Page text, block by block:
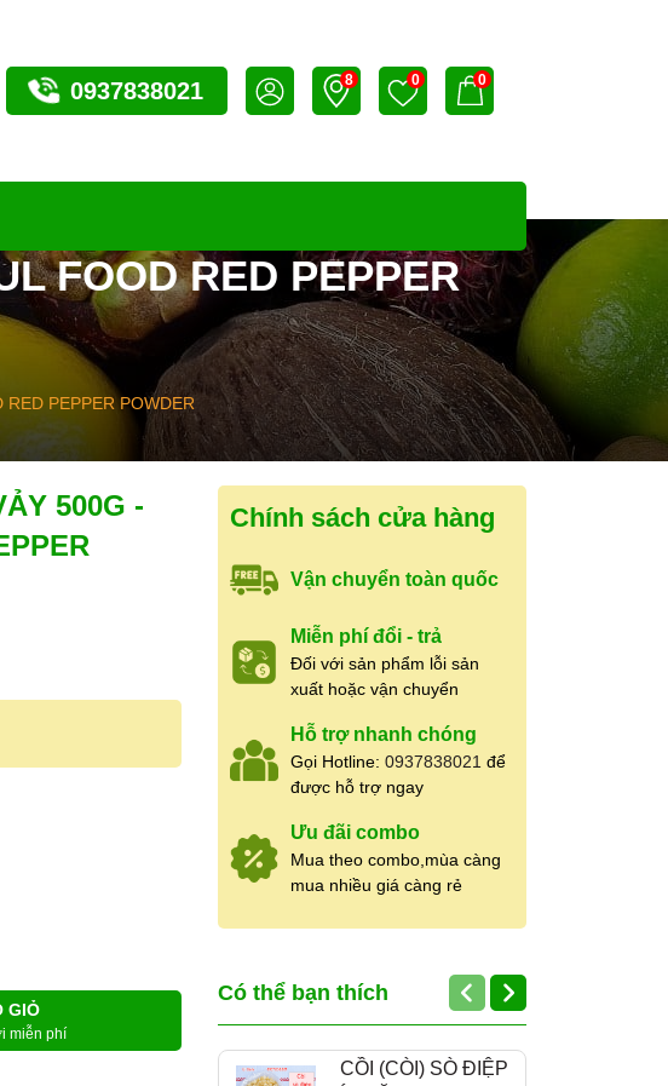
0937838021 8 0 0
FOOD RED PEPPER
PEPPER POWDER
500G -
GIỎ
miễn phí
Chính sách cửa hàng
Vận chuyển toàn quốc
Miễn phí đổi - trả
Đối với sản phẩm lỗi sản
xuất hoặc vận chuyển
Hỗ trợ nhanh chóng
Gọi Hotline: 0937838021 để
được hỗ trợ ngay
Ưu đãi combo
Mua theo combo,mùa càng
mua nhiều giá càng rẻ
Có thể bạn thích
CỒI (CÒI) SÒ ĐIỆP